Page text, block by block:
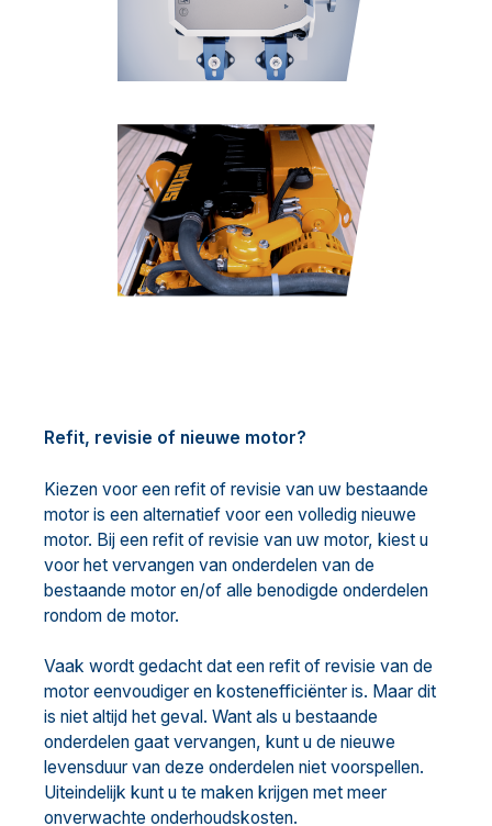
Refit, revisie of nieuwe motor?
Kiezen voor een refit of revisie van uw bestaande
motor is een alternatief voor een volledig nieuwe
motor. Bij een refit of revisie van uw motor, kiest u
voor het vervangen van onderdelen van de
bestaande motor en/of alle benodigde onderdelen
rondom de motor.
Vaak wordt gedacht dat een refit of revisie van de
motor eenvoudiger en kostenefficiënter is. Maar dit
is niet altijd het geval. Want als u bestaande
onderdelen gaat vervangen, kunt u de nieuwe
levensduur van deze onderdelen niet voorspellen.
Uiteindelijk kunt u te maken krijgen met meer
onverwachte onderhoudskosten.